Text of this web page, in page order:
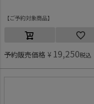
ご予約対象商品
予約販売価格 ¥ 19,250税込